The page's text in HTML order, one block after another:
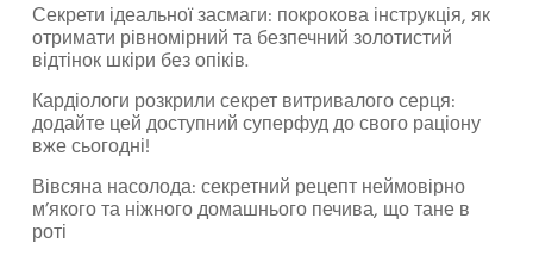
Секрети ідеальної засмаги: покрокова інструкція, як
отримати рівномірний та безпечний золотистий
відтінок шкіри без опіків.
Кардіологи розкрили секрет витривалого серця:
додайте цей доступний суперфуд до свого раціону
вже сьогодні!
Вівсяна насолода: секретний рецепт неймовірно
м’якого та ніжного домашнього печива, що тане в
роті